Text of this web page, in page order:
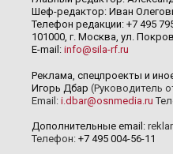
Шеф-редактор: Иван
Телефон редакции: +7 495
101000, г. Москва, ул.
E-mail: info@sila-rf.ru
Реклама, спецпроекты и
Игорь Дбар (Руководитель
Email: i.dbar@osnmedia.ru
Дополнительные email:
Телефон: +7 495 004-56-11